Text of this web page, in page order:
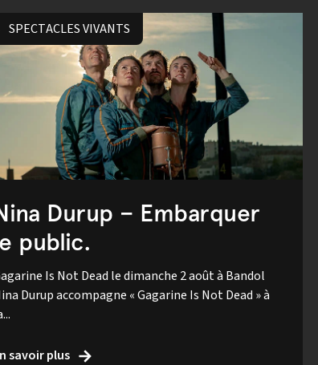
SPECTACLES VIVANTS
Durup – Embarquer
public.
Is Not Dead le dimanche 2 août à Bandol
Durup accompagne « Gagarine Is Not Dead » à
savoir plus